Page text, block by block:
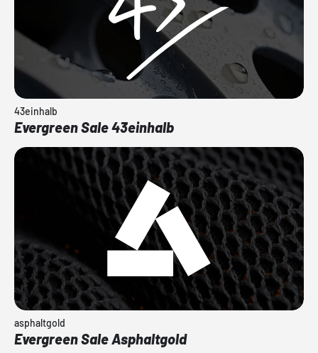
43einhalb
Evergreen Sale 43einhalb
asphaltgold
Evergreen Sale Asphaltgold